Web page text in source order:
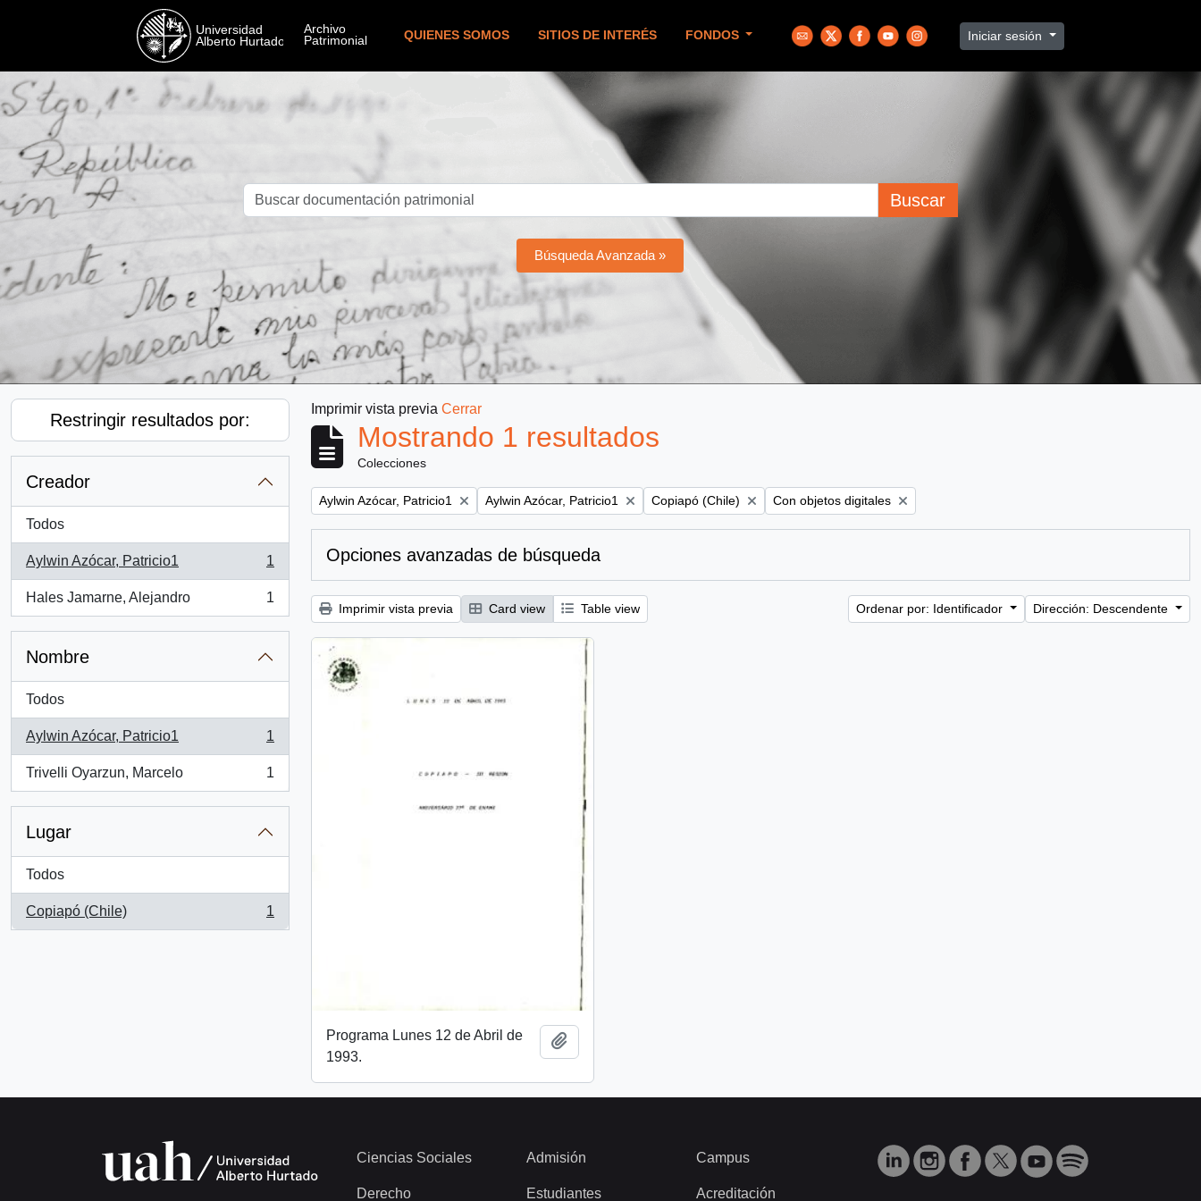
QUIENES SOMOS SITIOS DE INTERÉS FONDOS Iniciar sesión
Buscar
Búsqueda Avanzada »
Restringir resultados por:
Creador
Todos
Aylwin Azócar, Patricio1
, 1 resultados
1
Hales Jamarne, Alejandro
, 1 resultados
1
Nombre
Todos
Aylwin Azócar, Patricio1
, 1 resultados
1
Trivelli Oyarzun, Marcelo
, 1 resultados
1
Lugar
Todos
Copiapó (Chile)
, 1 resultados
1
Imprimir vista previa Cerrar
Mostrando 1 resultados
Colecciones
Remove filter:
Aylwin Azócar, Patricio1 Remove filter:
Aylwin Azócar, Patricio1 Remove filter:
Copiapó (Chile) Remove filter:
Con objetos digitales
Opciones avanzadas de búsqueda
Imprimir vista previa Card view Table view Ordenar por: Identificador Dirección: Descendente
Programa Lunes 12 de Abril de
1993.
Ciencias Sociales
Derecho
Admisión
Estudiantes
Campus
Acreditación